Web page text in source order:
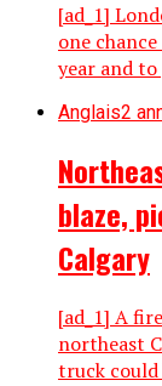
[ad_1]
one
year and
Anglais2
blaze,
Calgary
[ad_1] A
northeast
truck could